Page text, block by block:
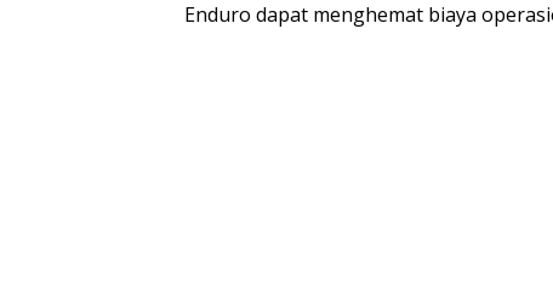
Enduro dapat menghemat biaya